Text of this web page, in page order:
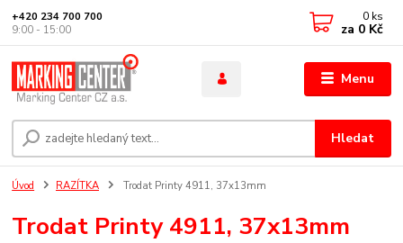
Menu
Hledat
+420 234 700 700
9:00 - 15:00
0 ks
za 0 Kč
Úvod RAZÍTKA Trodat Printy 4911, 37x13mm
Trodat Printy 4911, 37x13mm